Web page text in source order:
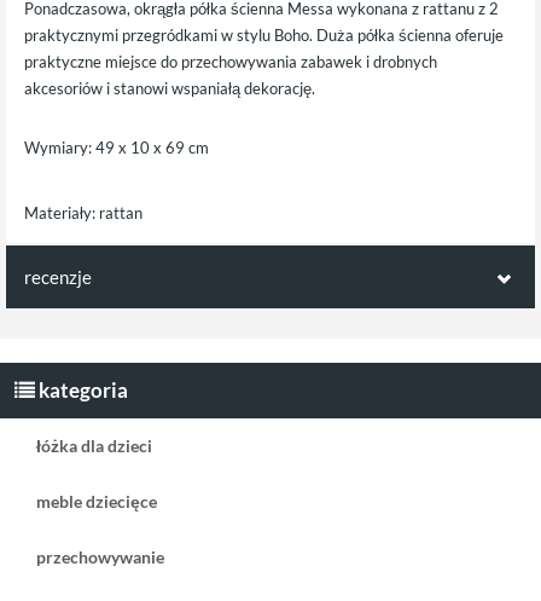
Ponadczasowa, okrągła półka ścienna Messa wykonana z rattanu z 2
praktycznymi przegródkami w stylu Boho. Duża półka ścienna oferuje
praktyczne miejsce do przechowywania zabawek i drobnych
akcesoriów i stanowi wspaniałą dekorację.
Wymiary: 49 x 10 x 69 cm
Materiały: rattan
recenzje
Napisz pierwszą recenzję jako klient!
kategoria
łóżka dla dzieci
meble dziecięce
przechowywanie